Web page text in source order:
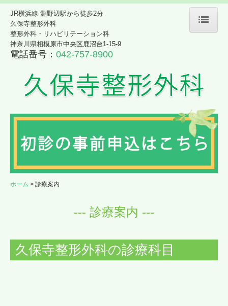
ホーム
診療案内
施設・設備紹介
アクセス
JR横浜線 淵野辺駅から徒歩2分
久保寺整形外科
整形外科・リハビリテーション科
神奈川県相模原市中央区鹿沼台1-15-9
電話番号： 042-757-8900
ホーム 診療案内
--- 診療案内 ---
久保寺整形外科の診療科目